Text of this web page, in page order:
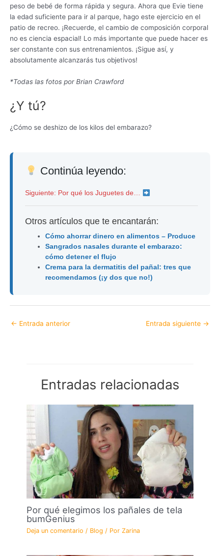
peso de bebé de forma rápida y segura. Ahora que Evie tiene
la edad suficiente para ir al parque, hago este ejercicio en el
patio de recreo. ¡Recuerde, el cambio de composición corporal
no es ciencia espacial! Lo más importante que puede hacer es
ser constante con sus entrenamientos. ¡Sigue así, y
absolutamente alcanzarás tus objetivos!
*Todas las fotos por Brian Crawford
¿Y tú?
¿Cómo se deshizo de los kilos del embarazo?
Continúa leyendo:
Siguiente: Por qué los Juguetes de…
Otros artículos que te encantarán:
Cómo ahorrar dinero en alimentos – Produce
Sangrados nasales durante el embarazo:
cómo detener el flujo
Crema para la dermatitis del pañal: tres que
recomendamos (¡y dos que no!)
← Entrada anterior Entrada siguiente →
Entradas relacionadas
Por qué elegimos los pañales de tela
bumGenius
Deja un comentario / Blog / PorZarina